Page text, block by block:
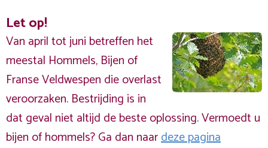
Let op!
Van april tot juni betreffen het
meestal Hommels, Bijen of
Franse Veldwespen die overlast
veroorzaken. Bestrijding is in
dat geval niet altijd de beste oplossing. Vermoedt u
bijen of hommels? Ga dan naardeze pagina